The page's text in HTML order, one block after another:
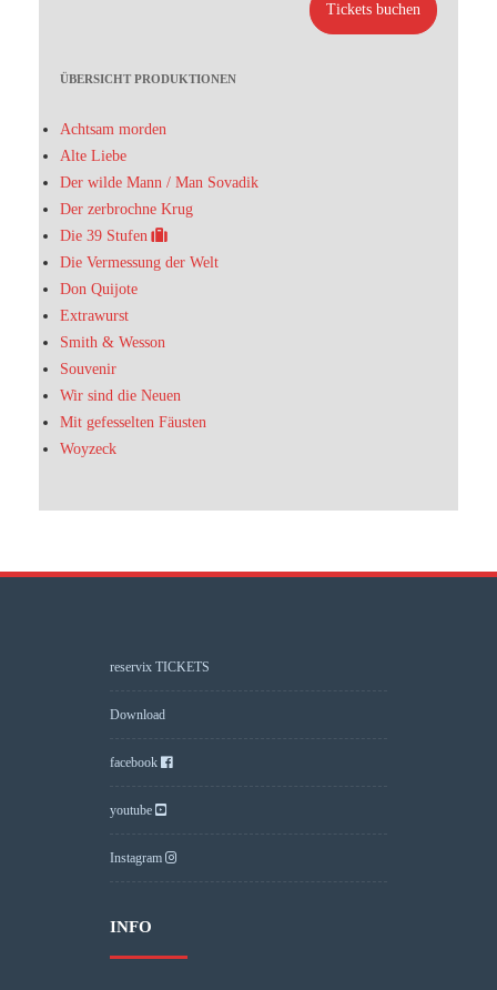
Tickets buchen
ÜBERSICHT PRODUKTIONEN
Achtsam morden
Alte Liebe
Der wilde Mann / Man Sovadik
Der zerbrochne Krug
Die 39 Stufen
Die Vermessung der Welt
Don Quijote
Extrawurst
Smith & Wesson
Souvenir
Wir sind die Neuen
Mit gefesselten Fäusten
Woyzeck
reservix TICKETS
Download
facebook
youtube
Instagram
INFO